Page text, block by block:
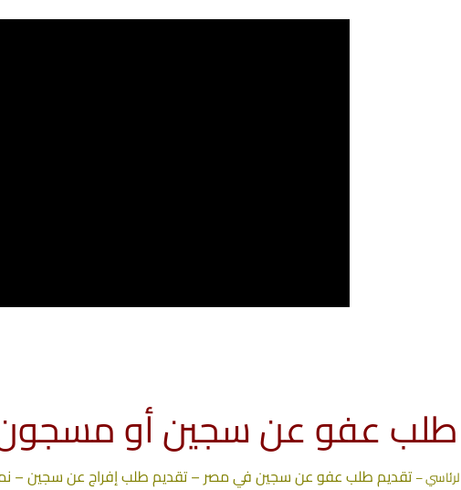
عفو عن سجين أو
–تقديم طلب عفو عن سجين في مصر – تقديم طلب إفراج عن سجين –